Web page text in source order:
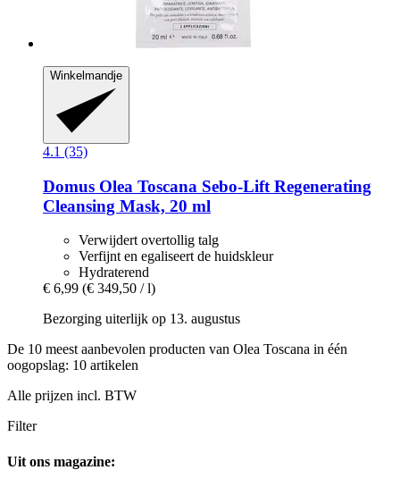
Winkelmandje
4.1 (35)
Domus Olea Toscana Sebo-​Lift Regenerating
Cleansing Mask, 20 ml
Verwijdert overtollig talg
Verfijnt en egaliseert de huidskleur
Hydraterend
€ 6,99 (€ 349,50 / l)
Bezorging uiterlijk op 13. augustus
De 10 meest aanbevolen producten van Olea Toscana in één
oogopslag: 10 artikelen
Alle prijzen incl. BTW
Filter
Uit ons magazine: